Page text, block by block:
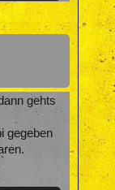
gehts
gegeben